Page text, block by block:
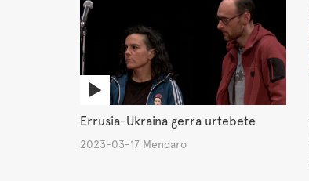
Errusia-Ukraina gerra urtebete
2023-03-17 Mendaro